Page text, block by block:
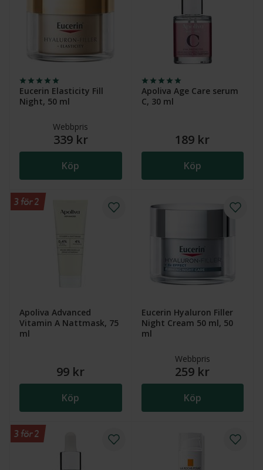
Eucerin Elasticity Fill
Night, 50 ml
Webbpris
339 kr
Köp
Apoliva Age Care serum
C, 30 ml
189 kr
Köp
Apoliva Advanced
Vitamin A Nattmask, 75
ml
99 kr
Köp
3 för 2
Eucerin Hyaluron Filler
Night Cream 50 ml, 50
ml
Webbpris
259 kr
Köp
3 för 2